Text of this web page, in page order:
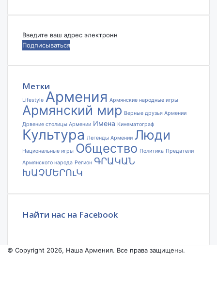
Введите
ваш
электронной
Метки
Lifestyle Армения Армянские народные игры
Армянский мир Верные друзья Армении
Дрвение столицы Армении Имена Кинематограф
Культура Легенды Армении Люди
Национальные игры Общество Политика Предатели
Армянского народа Регион ԳՐԱԿԱՆ
ԽԱՉՄԵՐՈւԿ
Найти нас на Facebook
© Copyright 2026, Наша Армения. Все права защищены.